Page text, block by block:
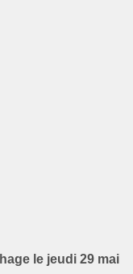
le jeudi 29 mai